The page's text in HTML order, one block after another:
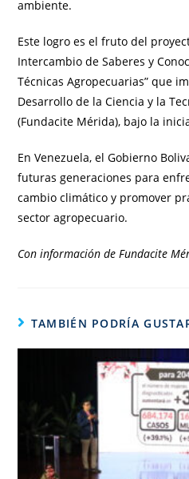
ambiente.
Este logro es el fruto del
Intercambio de Saberes y
Técnicas Agropecuarias” que
Desarrollo de la Ciencia y la
(Fundacite Mérida), bajo la
En Venezuela, el Gobierno
futuras generaciones para
cambio climático y promover
sector agropecuario.
Con información de Fundacite
TAMBIÉN PODRÍA